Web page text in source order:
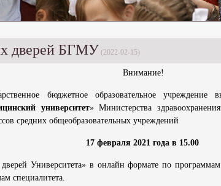
дверей БГМУ (2022-02-15)
Внимание!
бюджетное образовательное учреждение
университет» Министерства
средних общеобразовательных учреждений
17 февраля 2021 года в 15.00
Университета» в онлайн формате по
специалитета.